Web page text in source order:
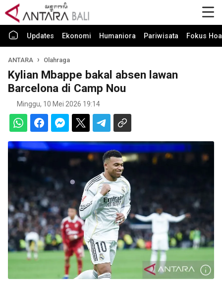
Updates Ekonomi Humaniora Pariwisata Fokus
ANTARA Olahraga
Kylian Mbappe bakal absen lawan
Barcelona di Camp Nou
Minggu, 10 Mei 2026 19:14